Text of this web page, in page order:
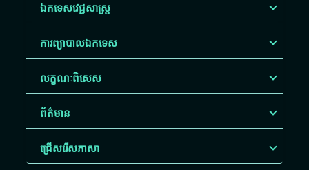
ឯកទេសវេជ្ជសាស្ត្រ
ការព្យាបាលឯកទេស
លក្ខណៈពិសេស
ព័ត៌មាន
ជ្រើសរើស​ភាសា